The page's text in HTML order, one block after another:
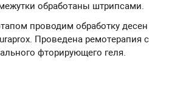
обработаны штрипсами.
проводим обработку десен
Проведена ремотерапия с
фторирующего геля.